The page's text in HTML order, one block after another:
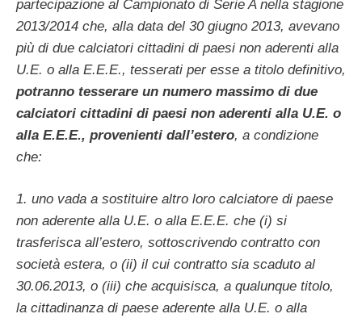
partecipazione al Campionato di Serie A nella stagione
2013/2014 che, alla data del 30 giugno 2013, avevano
più di due calciatori cittadini di paesi non aderenti alla
U.E. o alla E.E.E., tesserati per esse a titolo definitivo,
potranno tesserare un numero massimo di due
calciatori cittadini di paesi non aderenti alla U.E. o
alla E.E.E., provenienti dall’estero, a condizione
che:
1. uno vada a sostituire altro loro calciatore di paese
non aderente alla U.E. o alla E.E.E. che (i) si
trasferisca all’estero, sottoscrivendo contratto con
società estera, o (ii) il cui contratto sia scaduto al
30.06.2013, o (iii) che acquisisca, a qualunque titolo,
la cittadinanza di paese aderente alla U.E. o alla